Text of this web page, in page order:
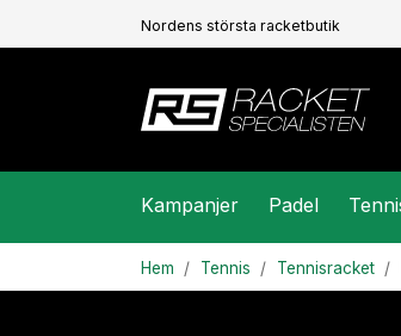
Nordens största racketbutik
Kampanjer Padel
Hem Tennis Tennisracket